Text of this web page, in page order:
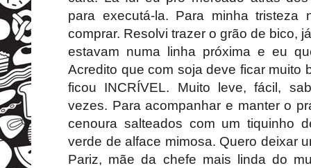
para executá-la. Para minha tristeza
comprar. Resolvi trazer o grão de bico,
estavam numa linha próxima e eu
Acredito que com soja deve ficar muito
ficou INCRÍVEL. Muito leve, fácil,
vezes. Para acompanhar e manter o
cenoura salteados com um tiquinho
verde de alface mimosa. Quero deixar
Pariz, mãe da chefe mais linda do